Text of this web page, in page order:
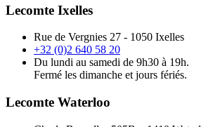
Lecomte Ixelles
Rue de Vergnies 27 - 1050 Ixelles
+32 (0)2 640 58 20
Du lundi au samedi de 9h30 à 19h.
Fermé les dimanche et jours fériés.
Lecomte Waterloo